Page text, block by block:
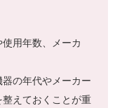
用年数、メーカ
の年代やメーカー
えておくことが重